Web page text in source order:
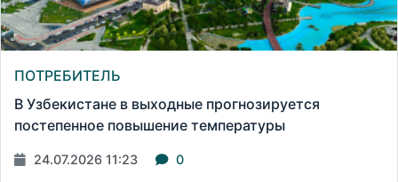
ПОТРЕБИТЕЛЬ
В Узбекистане в выходные прогнозируется
постепенное повышение температуры
24.07.2026 11:23 0